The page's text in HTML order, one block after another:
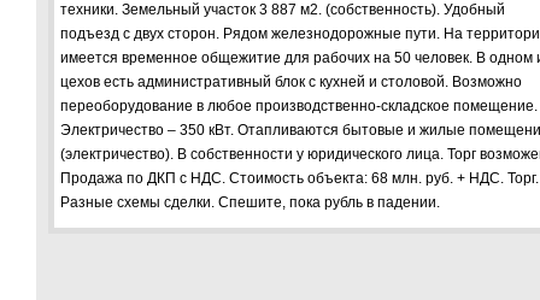
техники. Земельный участок 3 887 м2. (собственность). Удобный
подъезд с двух сторон. Рядом железнодорожные пути. На
имеется временное общежитие для рабочих на 50 человек. В одном
цехов есть административный блок с кухней и столовой. Возможно
переоборудование в любое производственно-складское помещение.
Электричество – 350 кВт. Отапливаются бытовые и жилые
(электричество). В собственности у юридического лица. Торг
Продажа по ДКП с НДС. Стоимость объекта: 68 млн. руб. + НДС. Торг.
Разные схемы сделки. Спешите, пока рубль в падении.